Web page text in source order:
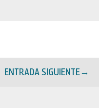
ENTRADA SIGUIENTE→